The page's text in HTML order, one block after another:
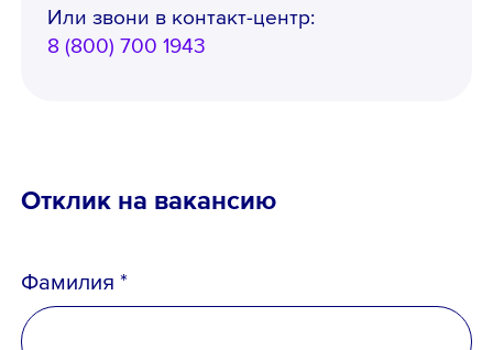
Или звони в контакт-центр:
8 (800) 700 1943
Email *
Отклик на вакансию
Фамилия *